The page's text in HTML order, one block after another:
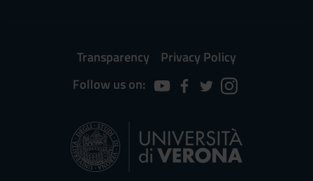
Transparency
Privacy Policy
Follow us on: